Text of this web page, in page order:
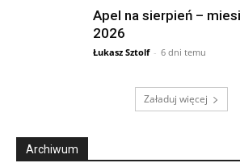
Apel na sierpień –
2026
Łukasz Sztolf - 6 dni temu
Załaduj więcej
Archiwum